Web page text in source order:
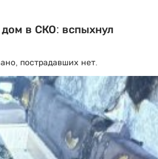
в СКО: вспыхнул
пострадавших нет.